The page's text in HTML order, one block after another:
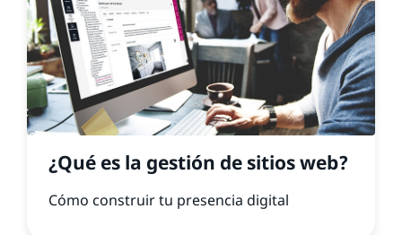
¿Qué es la gestión de sitios web?
Cómo construir tu presencia digital